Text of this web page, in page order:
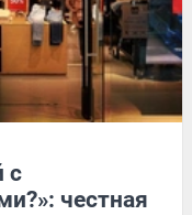
с
честная